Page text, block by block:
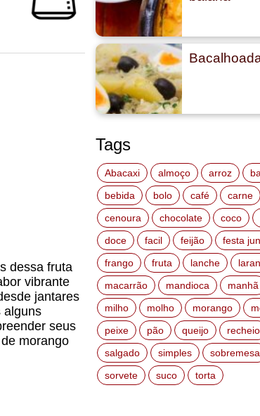
dessa fruta
vibrante
jantares
alguns
seus
morango
Tags
Abacaxi almoço arroz
bebida
bolo café carne
cenoura
chocolate coco
doce
facil feijão festa
frango
fruta lanche
macarrão
mandioca manhã
milho
molho morango
peixe
pão queijo recheio
salgado
simples sobremesa
sorvete
suco torta